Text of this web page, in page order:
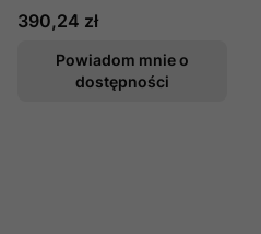
kolor: biały połysk,
producent: omnires, nr
kat: pasadena470bp
Cena
390,24 zł
Powiadom mnie o
dostępności